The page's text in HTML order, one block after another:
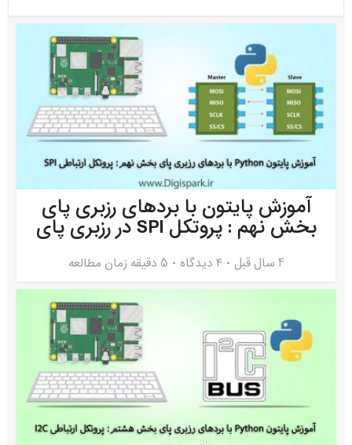
آموزش پایتون با بردهای رزبری پای
بخش نهم : پروتکل SPI در رزبری پای
4 سال قبل ۴ دیدگاه 5 دقیقه زمان مطالعه